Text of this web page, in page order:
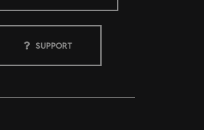
SUPPORT